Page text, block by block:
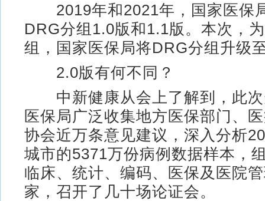
2019年和2021年，国家医保
DRG分组1.0版和1.1版。本次，
组，国家医保局将DRG分组升级
2.0版有何不同？
中新健康从会上了解到，此次
医保局广泛收集地方医保部门、
协会近万条意见建议，深入分析
城市的5371万份病例数据样本，
临床、统计、编码、医保及医院
家，召开了几十场论证会。